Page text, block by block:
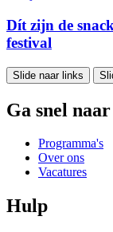
Dít zijn de
festival
Slide naar links
Ga snel naar
Programma's
Over ons
Vacatures
Hulp